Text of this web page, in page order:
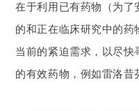
在于利用已有药物（为了
的和正在临床研究中的药
当前的紧迫需求，以尽
的有效药物，例如雷洛昔